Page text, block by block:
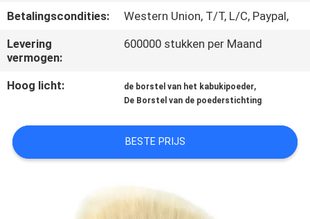
Betalingscondities:
Western Union, T/T, L/C, Paypal,
Levering
vermogen:
600000 stukken per Maand
Hoog licht: de borstel van het kabukipoeder,
De Borstel van de poederstichting
BESTE PRIJS